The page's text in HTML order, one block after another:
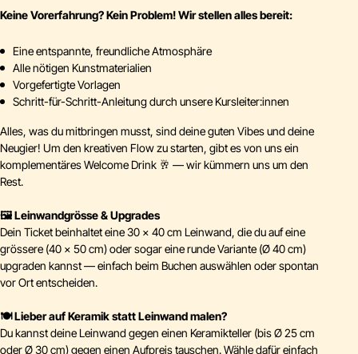
Keine Vorerfahrung? Kein Problem! Wir stellen alles bereit:
Eine entspannte, freundliche Atmosphäre
Alle nötigen Kunstmaterialien
Vorgefertigte Vorlagen
Schritt-für-Schritt-Anleitung durch unsere Kursleiter:innen
Alles, was du mitbringen musst, sind deine guten Vibes und deine
Neugier! Um den kreativen Flow zu starten, gibt es von uns ein
komplementäres Welcome Drink 🥂 — wir kümmern uns um den
Rest.
🖼️ Leinwandgrösse & Upgrades
Dein Ticket beinhaltet eine 30 × 40 cm Leinwand, die du auf eine
grössere (40 × 50 cm) oder sogar eine runde Variante (Ø 40 cm)
upgraden kannst — einfach beim Buchen auswählen oder spontan
vor Ort entscheiden.
🍽️ Lieber auf Keramik statt Leinwand malen?
Du kannst deine Leinwand gegen einen Keramikteller (bis Ø 25 cm
oder Ø 30 cm) gegen einen Aufpreis tauschen. Wähle dafür einfach